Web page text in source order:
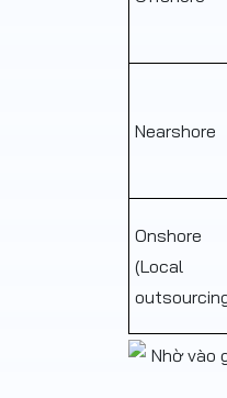
Nearshore
Onshore
(Local